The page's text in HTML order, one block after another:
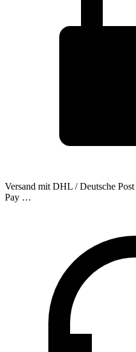
Versand mit DHL / Deutsche Post
Pay …